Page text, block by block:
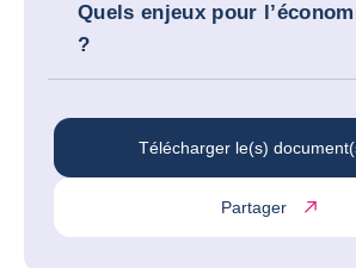
Quels enjeux pour
?
Télécharger le(s)
Partager